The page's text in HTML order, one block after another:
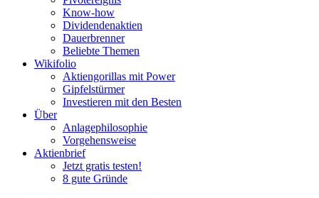
Know-how
Dividendenaktien
Dauerbrenner
Beliebte Themen
Wikifolio
Aktiengorillas mit Power
Gipfelstürmer
Investieren mit den Besten
Über
Anlagephilosophie
Vorgehensweise
Aktienbrief
Jetzt gratis testen!
8 gute Gründe